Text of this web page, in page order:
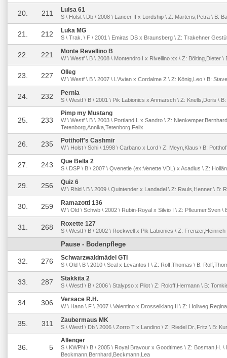
20. 211 Luisa 61
S \ Holst \ Db \ 2008 \ Lancer II x Lordship \ Z: Martens,Petra \ B:
21. 212 Luka MG
S \ Trak. \ F \ 2001 \ Emiras DS x Braunsberg \ Z: Trakehner
22. 221 Monte Revellino B
W \ Westf \ B \ 2008 \ Montendro I x Rivellino xx \ Z: Bölting,Dieter \
23. 227 Olleg
W \ Westf \ B \ 2007 \ L'Avian x Cordalme Z \ Z: König,Leo \ B:
24. 232 Pernia
S \ Westf \ B \ 2001 \ Pik Labionics x Anmarsch \ Z: Knells,Doris \ B:
25. 233
Pimp my Mustang
W \ Westf \ B \ 2003 \ Portland L x Sandro \ Z:
Tetenborg,Annika,Tetenborg,Felix
26. 235 Potthoff's Cashmir
W \ Holst \ Schi \ 1998 \ Carbano x Lord \ Z: Meyn,Klaus \ B:
27. 243 Que Bella 2
S \ DSP \ B \ 2007 \ Qvenetie (ex:Venette VDL) x Acadius \ Z:
29. 256 Quiz 6
W \ Rhld \ B \ 2009 \ Quintender x Landadel \ Z: Rauls,Henner \ B:
30. 259 Ramazotti 136
W \ Old \ Schwb \ 2002 \ Rubin-Royal x Silvio I \ Z: Pfleumer,Sven \
31. 268 Roxette 127
S \ Westf \ B \ 2002 \ Rockwell x Pik Labionics \ Z:
Pause - Bodenpflege
32. 276 Schwarzwaldmädel GTI
S \ Old \ B \ 2010 \ Seal x Levantos I \ Z: Rolf,Thomas \ B:
33. 287 Stakkita 2
S \ Westf \ B \ 2006 \ Stalypso x Pilot \ Z: Roloff,Hermann \ B:
34. 306 Versace R.H.
W \ Hann \ F \ 2007 \ Valentino x Drosselklang II \ Z:
35. 311 Zaubermaus MK
S \ Westf \ Db \ 2006 \ Zorro T x Landino \ Z: Riedel Dr.,Fritz \ B:
36. 5
Allenger
S \ KWPN \ B \ 2005 \ Royal Bravour x Goodtimes \ Z: Bosman,H. \
Beckmann,Bernhard,Beckmann,Lea